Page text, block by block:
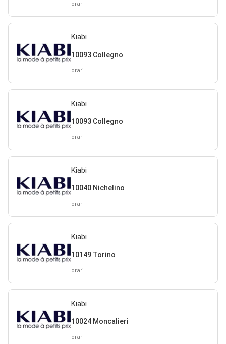
orari
Kiabi
10093 Collegno
orari
Kiabi
10093 Collegno
orari
Kiabi
10040 Nichelino
orari
Kiabi
10149 Torino
orari
Kiabi
10024 Moncalieri
orari